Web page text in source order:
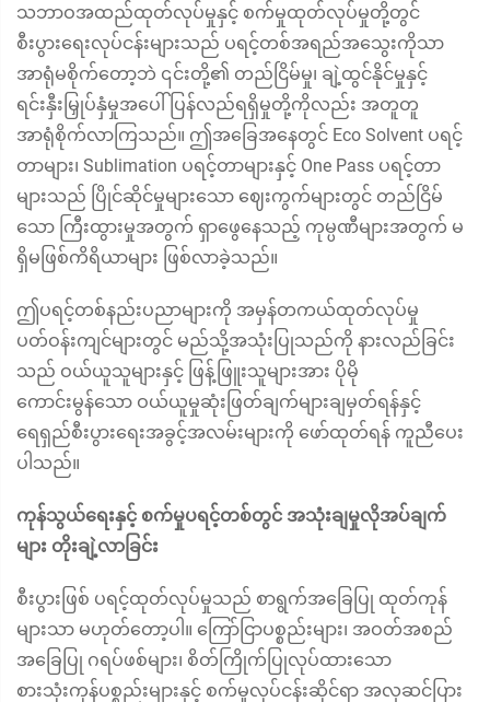
သဘာဝအထည်ထုတ်လုပ်မှုနှင့် စက်မှုထုတ်လုပ်မှုတို့တွင်
စီးပွားရေးလုပ်ငန်းများသည် ပရင့်တစ်အရည်အသွေးကိုသာ
အာရုံမစိုက်တော့ဘဲ ၎င်းတို့၏ တည်ငြိမ်မှု၊ ချဲ့ထွင်နိုင်မှုနှင့်
ရင်းနှီးမြှုပ်နှံမှုအပေါ် ပြန်လည်ရရှိမှုတို့ကိုလည်း အတူတူ
အာရုံစိုက်လာကြသည်။ ဤအခြေအနေတွင် Eco Solvent ပရင့်
တာများ၊ Sublimation ပရင့်တာများနှင့် One Pass ပရင့်တာ
များသည် ပြိုင်ဆိုင်မှုများသော ဈေးကွက်များတွင် တည်ငြိမ်
သော ကြီးထွားမှုအတွက် ရှာဖွေနေသည့် ကုမ္ပဏီများအတွက် မ
ရှိမဖြစ်ကိရိယာများ ဖြစ်လာခဲ့သည်။
ဤပရင့်တစ်နည်းပညာများကို အမှန်တကယ်ထုတ်လုပ်မှု
ပတ်ဝန်းကျင်များတွင် မည်သို့အသုံးပြုသည်ကို နားလည်ခြင်း
သည် ဝယ်ယူသူများနှင့် ဖြန့်ဖြူးသူများအား ပိုမို
ကောင်းမွန်သော ဝယ်ယူမှုဆုံးဖြတ်ချက်များချမှတ်ရန်နှင့်
ရေရှည်စီးပွားရေးအခွင့်အလမ်းများကို ဖော်ထုတ်ရန် ကူညီပေး
ပါသည်။
ကုန်သွယ်ရေးနှင့် စက်မှုပရင့်တစ်တွင် အသုံးချမှုလိုအပ်ချက်
များ တိုးချဲ့လာခြင်း
စီးပွားဖြစ် ပရင့်ထုတ်လုပ်မှုသည် စာရွက်အခြေပြု ထုတ်ကုန်
များသာ မဟုတ်တော့ပါ။ ကြော်ငြာပစ္စည်းများ၊ အဝတ်အစည်
အခြေပြု ဂရပ်ဖစ်များ၊ စိတ်ကြိုက်ပြုလုပ်ထားသော
စားသုံးကုန်ပစ္စည်းများနှင့် စက်မှုလုပ်ငန်းဆိုင်ရာ အလှဆင်ပြား